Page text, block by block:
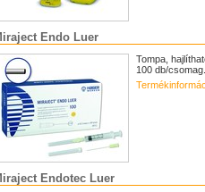
Endo Luer
Tompa,
100 db/csomag.
Endotec Luer